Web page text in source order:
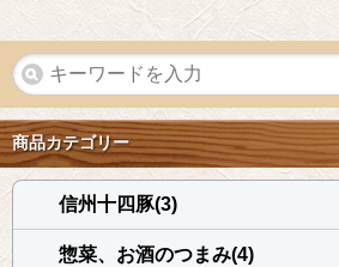
商品カテゴリー
信州十四豚(3)
惣菜、お酒のつまみ(4)